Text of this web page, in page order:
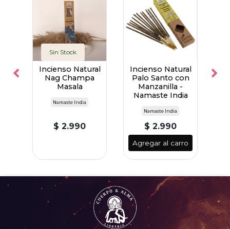
Sin Stock
Incienso Natural
Nag Champa
Masala
Namaste India
$ 2.990
Incienso Natural
Palo Santo con
Manzanilla -
Namaste India
Namaste India
$ 2.990
Agregar al carro